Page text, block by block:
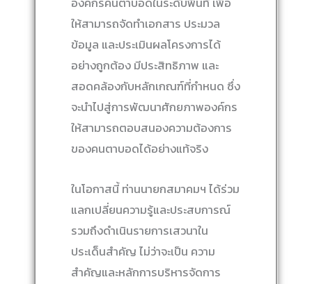
ให้สามารถจัดทำเอกสาร ประมวล
ข้อมูล และประเมินผลโครงการได้
อย่างถูกต้อง มีประสิทธิภาพ และ
สอดคล้องกับหลักเกณฑ์ที่กำหนด ซึ่ง
จะนำไปสู่การพัฒนาศักยภาพองค์กร
ให้สามารถตอบสนองความต้องการ
ของคนตาบอดได้อย่างแท้จริง
ในโอกาสนี้ ท่านนายกสมาคมฯ ได้ร่วม
แลกเปลี่ยนความรู้และประสบการณ์
รวมถึงดำเนินรายการเสวนาใน
ประเด็นสำคัญ ไม่ว่าจะเป็น ความ
สำคัญและหลักการบริหารจัดการ